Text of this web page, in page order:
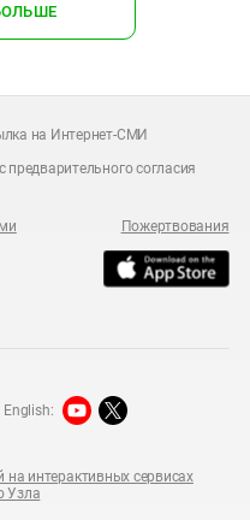
на Интернет-СМИ
согласия
Пожертвования
на интерактивных сервисах
Узла
English: